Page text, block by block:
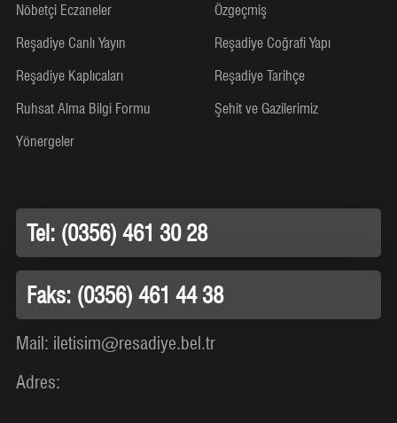
Nöbetçi Eczaneler
Özgeçmiş
Reşadiye Canlı Yayın
Reşadiye Coğrafi Yapı
Reşadiye Kaplıcaları
Reşadiye Tarihçe
Ruhsat Alma Bilgi Formu
Şehit ve Gazilerimiz
Yönergeler
Tel: (0356) 461 30 28
Faks: (0356) 461 44 38
Mail: iletisim@resadiye.bel.tr
Adres: